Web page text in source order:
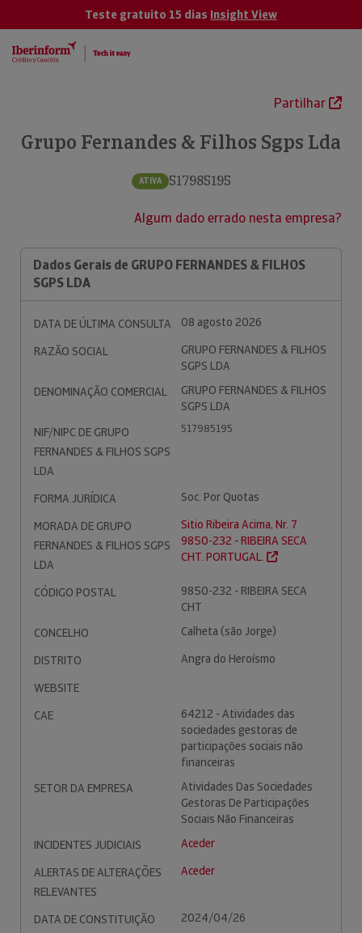
Teste gratuito 15 dias Insight View
Partilhar
Grupo Fernandes & Filhos Sgps Lda
ATIVA 517985195
Algum dado errado nesta empresa?
Dados Gerais de GRUPO FERNANDES & FILHOS
SGPS LDA
DATA DE ÚLTIMA CONSULTA
08 agosto 2026
RAZÃO SOCIAL
GRUPO FERNANDES & FILHOS
SGPS LDA
DENOMINAÇÃO COMERCIAL
GRUPO FERNANDES & FILHOS
SGPS LDA
NIF/NIPC DE GRUPO
FERNANDES & FILHOS SGPS
LDA
517985195
FORMA JURÍDICA
Soc. Por Quotas
MORADA DE GRUPO
FERNANDES & FILHOS SGPS
LDA
Sitio Ribeira Acima, Nr. 7
9850-232 - RIBEIRA SECA
CHT. PORTUGAL.
CÓDIGO POSTAL
9850-232 - RIBEIRA SECA
CHT
CONCELHO
Calheta (são Jorge)
DISTRITO
Angra do Heroísmo
WEBSITE
CAE
64212 - Atividades das
sociedades gestoras de
participações sociais não
financeiras
SETOR DA EMPRESA
Atividades Das Sociedades
Gestoras De Participações
Sociais Não Financeiras
INCIDENTES JUDICIAIS
Aceder
ALERTAS DE ALTERAÇÕES
RELEVANTES
Aceder
DATA DE CONSTITUIÇÃO 2024/04/26